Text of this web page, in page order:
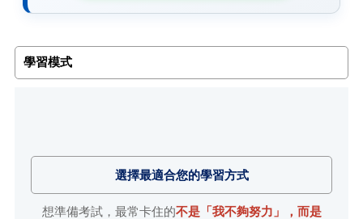
學習模式
選擇最適合您的學習方式
想準備考試，最常卡住的不是「我不夠努力」，而是